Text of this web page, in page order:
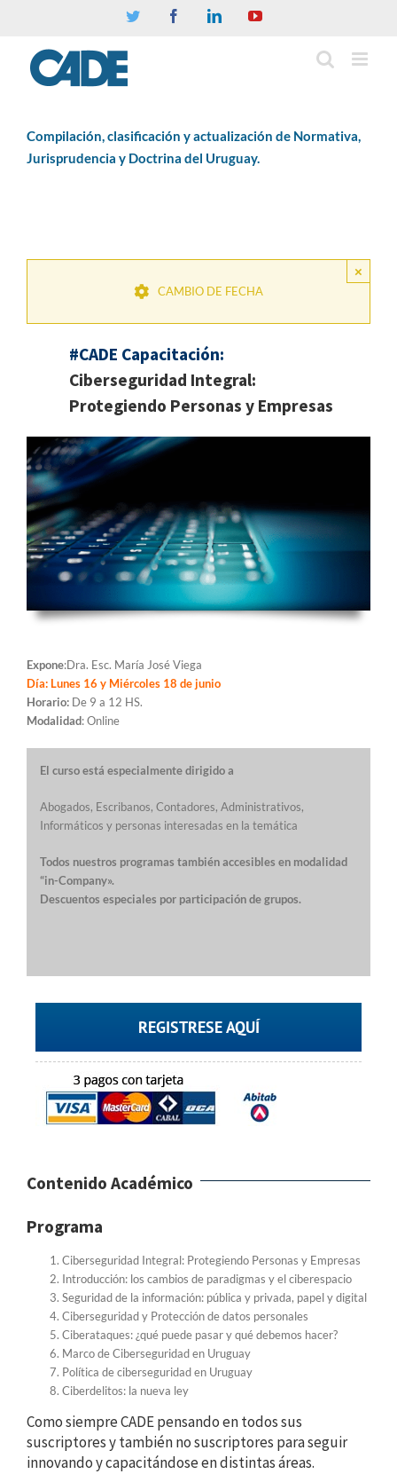
Twitter FacebookLinkedinYouTube
Compilación, clasificación y actualización de Normativa,
Jurisprudencia y Doctrina del Uruguay.
×
CAMBIO DE FECHA
#CADE Capacitación:
Ciberseguridad Integral:
Protegiendo Personas y Empresas
Expone:Dra. Esc. María José Viega
Día: Lunes 16 y Miércoles 18 de junio
Horario: De 9 a 12 HS.
Modalidad: Online
El curso está especialmente dirigido a
Abogados, Escribanos, Contadores, Administrativos,
Informáticos y personas interesadas en la temática
Todos nuestros programas también accesibles en modalidad
“in-Company».
Descuentos especiales por participación de grupos.
REGISTRESE AQUÍ
Contenido Académico
Programa
Ciberseguridad Integral: Protegiendo Personas y Empresas
Introducción: los cambios de paradigmas y el ciberespacio
Seguridad de la información: pública y privada, papel y digital
Ciberseguridad y Protección de datos personales
Ciberataques: ¿qué puede pasar y qué debemos hacer?
Marco de Ciberseguridad en Uruguay
Política de ciberseguridad en Uruguay
Ciberdelitos: la nueva ley
Como siempre CADE pensando en todos sus
suscriptores y también no suscriptores para seguir
innovando y capacitándose en distintas áreas.